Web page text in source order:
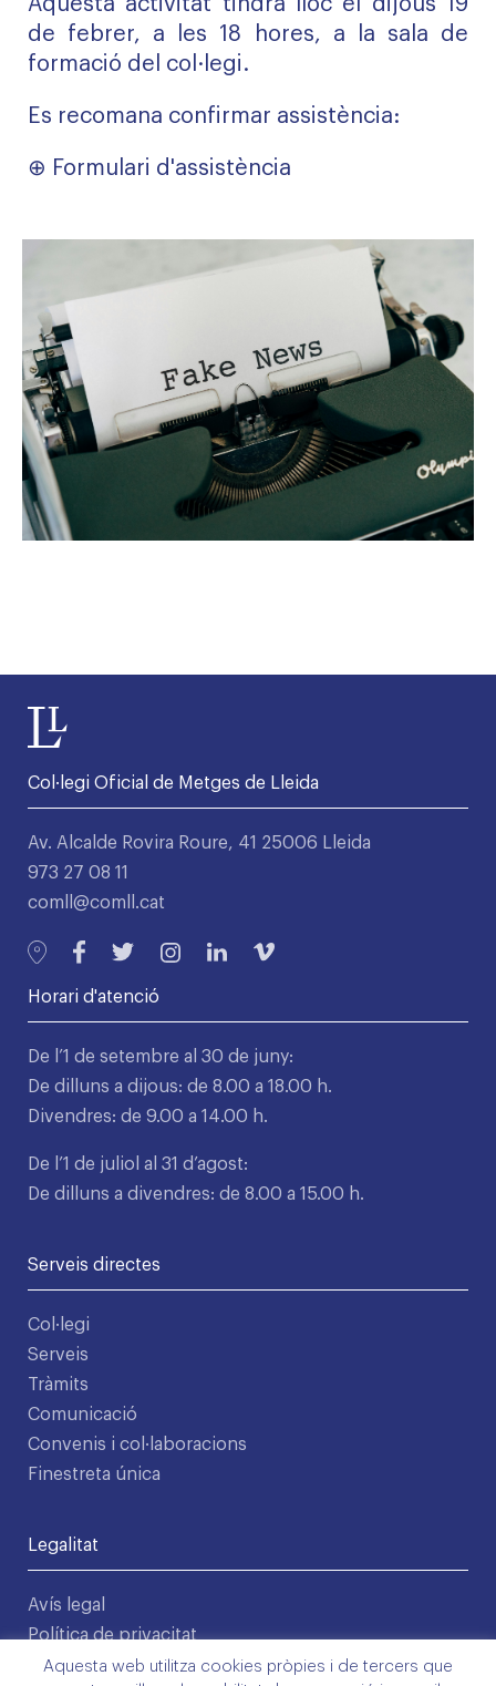
Aquesta activitat tindrà lloc el dijous 19
de febrer, a les 18 hores, a la sala de
formació del col·legi.
Es recomana confirmar assistència:
⊕ Formulari d'assistència
Col·legi Oficial de Metges de Lleida
Av. Alcalde Rovira Roure, 41 25006 Lleida
973 27 08 11
comll@comll.cat
Horari d'atenció
De l’1 de setembre al 30 de juny:
De dilluns a dijous: de 8.00 a 18.00 h.
Divendres: de 9.00 a 14.00 h.
De l’1 de juliol al 31 d’agost:
De dilluns a divendres: de 8.00 a 15.00 h.
Serveis directes
Col·legi
Serveis
Tràmits
Comunicació
Convenis i col·laboracions
Finestreta única
Legalitat
Avís legal
Política de privacitat
Condicions d'ús
Aquesta web utilitza cookies pròpies i de tercers que